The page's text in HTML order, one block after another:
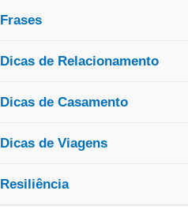
Frases
Dicas de Relacionamento
Dicas de Casamento
Dicas de Viagens
Resiliência